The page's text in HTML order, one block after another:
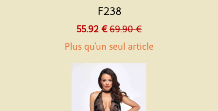
F238
55.92 € 69.90 €
Plus qu'un seul article